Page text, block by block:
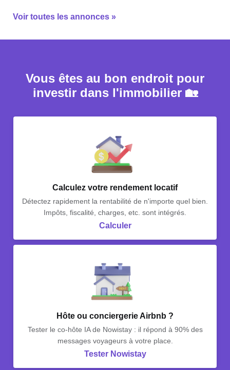
Voir toutes les annonces »
Vous êtes au bon endroit pour
investir dans l'immobilier 🏡
Calculez votre rendement locatif
Détectez rapidement la rentabilité de n'importe quel bien.
Impôts, fiscalité, charges, etc. sont intégrés.
Calculer
Hôte ou conciergerie Airbnb ?
Tester le co-hôte IA de Nowistay : il répond à 90% des
messages voyageurs à votre place.
Tester Nowistay